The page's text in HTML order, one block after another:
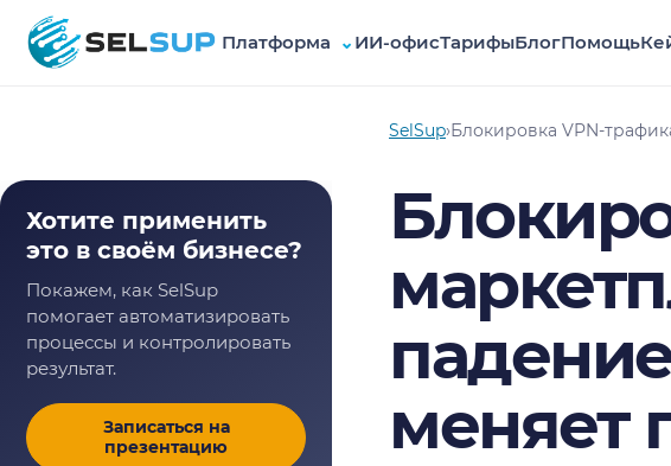
SelSup Платформа ⌄ ИИ-офисТарифыБлогПомощь
SelSup›Блокировка VPN-
меняет
Хотите применить
это в своём бизнесе?
Покажем, как SelSup
помогает автоматизировать
процессы и контролировать
результат.
Записаться на
презентацию